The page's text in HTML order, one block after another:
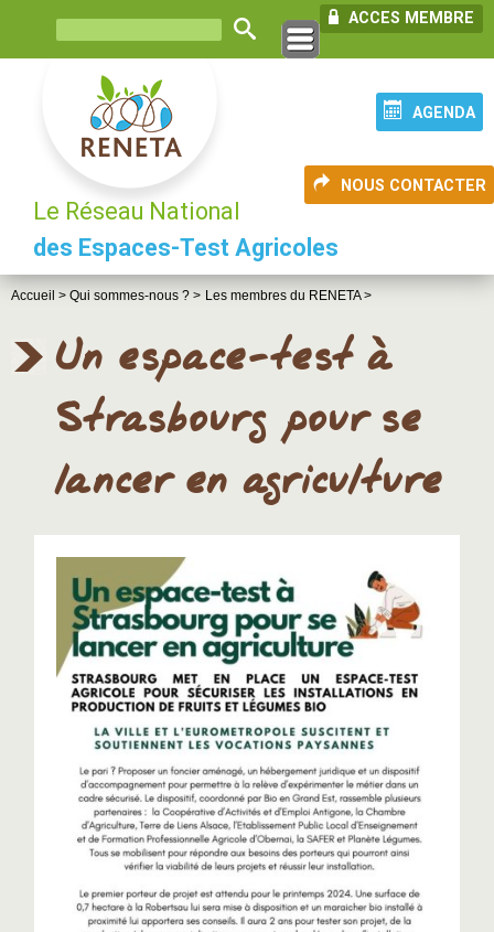
ACCES MEMBRE
AGENDA
NOUS CONTACTER
Le Réseau National
des Espaces-Test Agricoles
Accueil > Qui sommes-nous ? > Les membres du RENETA >
Un espace-test à
Strasbourg pour se
lancer en agriculture